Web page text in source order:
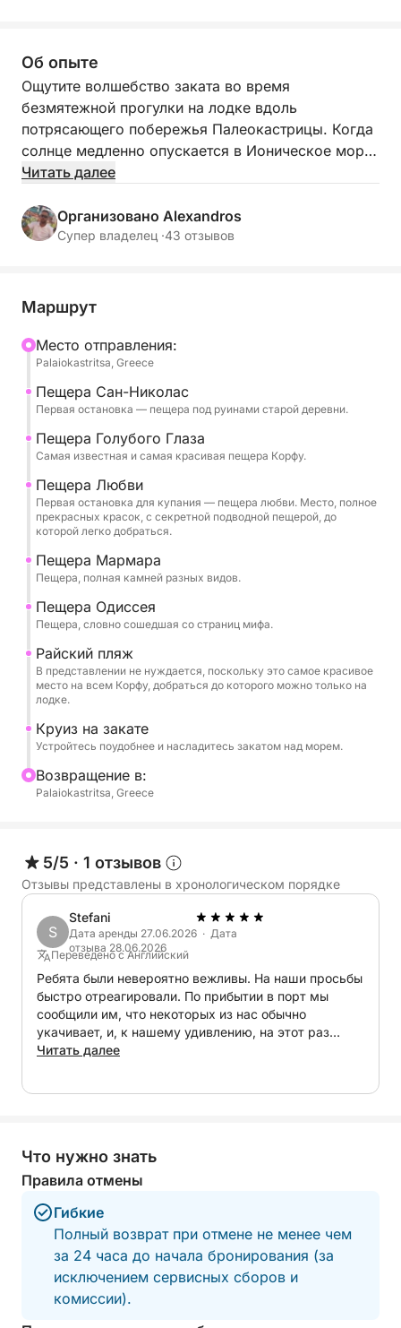
Об опыте
Ощутите волшебство заката во время
безмятежной прогулки на лодке вдоль
потрясающего побережья Палеокастрицы. Когда
солнце медленно опускается в Ионическое море,
небо наполняется теплыми оттенками золота,
кристально чистой воде. Проплывите мимо
живописных скал, скрытых пещер и уединенных
Эта незабываемая прогулка на лодке на закате
романтики и впечатляющих видов: поистине
незабываемый способ открыть для себя одно из
самых знаковых мест Корфу.
Читать далее
Организовано Alexandros
Супер владелец ·43 отзывов
Маршрут
Mесто отправления:
Palaiokastritsa, Greece
Пещера Сан-Николас
Первая остановка — пещера под руинами старой деревни.
Пещера Голубого Глаза
Самая известная и самая красивая пещера Корфу.
Пещера Любви
Первая остановка для купания — пещера любви. Место, полное
прекрасных красок, с секретной подводной пещерой, до
которой легко добраться.
Пещера Мармара
Пещера, полная камней разных видов.
Пещера Одиссея
Пещера, словно сошедшая со страниц мифа.
Райский пляж
В представлении не нуждается, поскольку это самое красивое
место на всем Корфу, добраться до которого можно только на
лодке.
Круиз на закате
Устройтесь поудобнее и насладитесь закатом над морем.
Bозвращение в:
Palaiokastritsa, Greece
5/5 · 1 отзывов
Отзывы представлены в хронологическом порядке
S
Stefani
Дата аренды 27.06.2026 · Дата
отзыва 28.06.2026
Переведено с Английский
Ребята были невероятно вежливы. На наши просьбы
быстро отреагировали. По прибытии в порт мы
сообщили им, что некоторых из нас обычно
укачивает, и, к нашему удивлению, на этот раз
жалоб не было, что лишь подтверждает, насколько
Читать далее
Что нужно знать
Правила отмены
Гибкие
Полный возврат при отмене не менее чем
за 24 часа до начала бронирования (за
исключением сервисных сборов и
комиссии).